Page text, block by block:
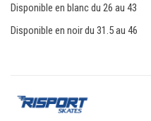
Disponible en blanc du 26 au 43
Disponible en noir du 31.5 au 46